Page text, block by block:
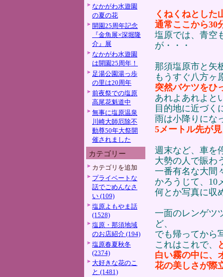
なかがわ水遊園
の夏の花
開園25周年記念
『金魚展×深堀隆
介』展
なかがわ水遊園
は開園25周年！
足湯公園湯っ歩
の里は20周年
前夜祭での塩原
高尾花魁道中
無事に塩原温泉
川崎大師厄除不
動尊50年大祭開
催されました
カテゴリー
カテゴリを追加
プライベートな
話でごめんなさ
い (109)
塩原よもやま話
(1528)
塩原・那須地域
のお店紹介 (194)
塩原春夏秋冬
(2374)
大好きな花のこ
と (1481)
くねくねとした
通常ここから30
塩原では、青空
が・・・
那須塩原市と矢
もうすぐ八方ヶ
突然バケツをひ
あれよあれよと
目的地に近づく
雨は小降りにな
5メートル先が
週末など、車を
大勢の人で賑わ
一番有名な大間
かろうじて、10
何とか写真に収
一面のレンゲツ
ど、
でも帰ってから
これはこれで、
白い霧の中に、
花の美しさが際